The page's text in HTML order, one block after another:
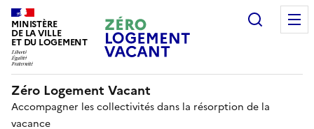
MINISTÈRE
DE LA VILLE
ET DU LOGEMENT
Zéro Logement Vacant
Accompagner les collectivités dans la résorption de la
vacance